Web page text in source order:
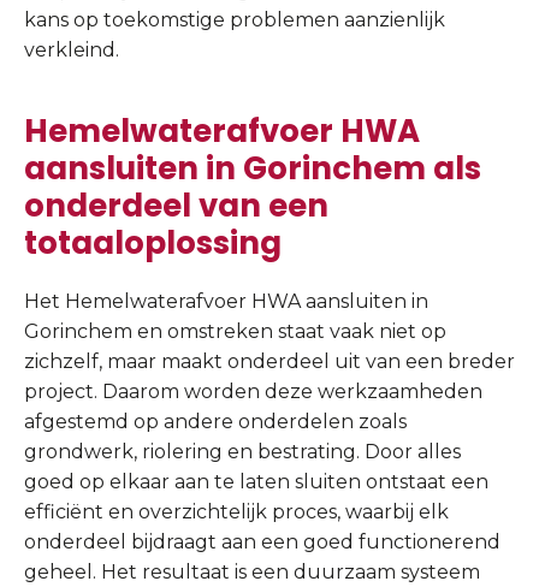
kans op toekomstige problemen aanzienlijk
verkleind.
Hemelwaterafvoer HWA
aansluiten in Gorinchem als
onderdeel van een
totaaloplossing
Het Hemelwaterafvoer HWA aansluiten in
Gorinchem en omstreken staat vaak niet op
zichzelf, maar maakt onderdeel uit van een breder
project. Daarom worden deze werkzaamheden
afgestemd op andere onderdelen zoals
grondwerk, riolering en bestrating. Door alles
goed op elkaar aan te laten sluiten ontstaat een
efficiënt en overzichtelijk proces, waarbij elk
onderdeel bijdraagt aan een goed functionerend
geheel. Het resultaat is een duurzaam systeem